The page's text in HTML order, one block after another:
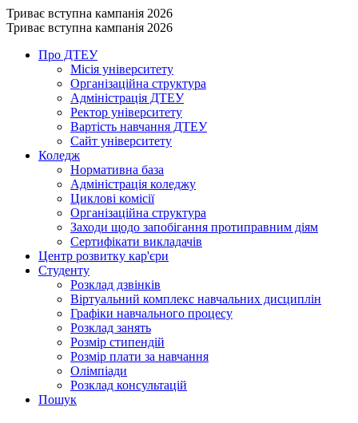
Триває вступна кампанія 2026
Триває вступна кампанія 2026
Про ДТЕУ
Місія університету
Організаційна структура
Адміністрація ДТЕУ
Ректор університету
Вартість навчання ДТЕУ
Сайт університету
Коледж
Нормативна база
Адміністрація коледжу
Циклові комісії
Організаційна структура
Заходи щодо запобігання протиправним діям
Сертифікати викладачів
Центр розвитку кар'єри
Студенту
Розклад дзвінків
Віртуальний комплекс навчальних дисциплін
Графіки навчального процесу
Розклад занять
Розмір стипендій
Розмір плати за навчання
Олімпіади
Розклад консультацій
Пошук